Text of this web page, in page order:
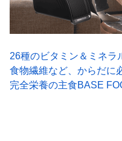
26種のビタミン＆ミネラ
食物繊維など、からだに
完全栄養の主食BASE